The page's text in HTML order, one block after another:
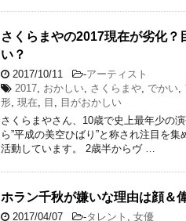
さくらまやの2017現在が劣化
い？
2017/10/11 -アーティスト
2017 おかしい さくらまや でかい
形 現在 目
目がおかしい
さくらまやさん、10歳で史上最年少の
ら”平成の美空ひばり”と称され注目を
活動しています。 2歳半からヴ …
ホラン千秋が嫌いな理由は顔＆
2017/04/07 -タレント
女優